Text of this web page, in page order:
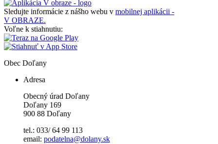
Sledujte informácie z nášho webu v mobilnej aplikácii -
V OBRAZE.
Voľne k stiahnutiu:
Obec Doľany
Adresa
Obecný úrad Doľany
Doľany 169
900 88 Doľany
tel.: 033/ 64 99 113
email: podatelna@dolany.sk